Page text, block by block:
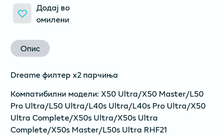
Додај во
омилени
Опис
Dreame филтер x2 парчиња
Компатибилни модели: X50 Ultra/X50 Master/L50
Pro Ultra/L50 Ultra/L40s Ultra/L40s Pro Ultra/X50
Ultra Complete/X50s Ultra/X50s Ultra
Complete/X50s Master/L50s Ultra RHF21